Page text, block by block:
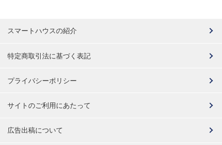
スマートハウスの紹介
特定商取引法に基づく表記
プライバシーポリシー
サイトのご利用にあたって
広告出稿について